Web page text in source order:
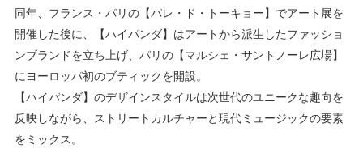
同年、フランス・パリの【パレ・ド・トーキョー】でアート展を
開催した後に、【ハイパンダ】はアートから派生したファッショ
ンブランドを立ち上げ、パリの【マルシェ・サントノーレ広場】
にヨーロッパ初のブティックを開設。
【ハイパンダ】のデザインスタイルは次世代のユニークな趣向を
反映しながら、ストリートカルチャーと現代ミュージックの要素
をミックス。